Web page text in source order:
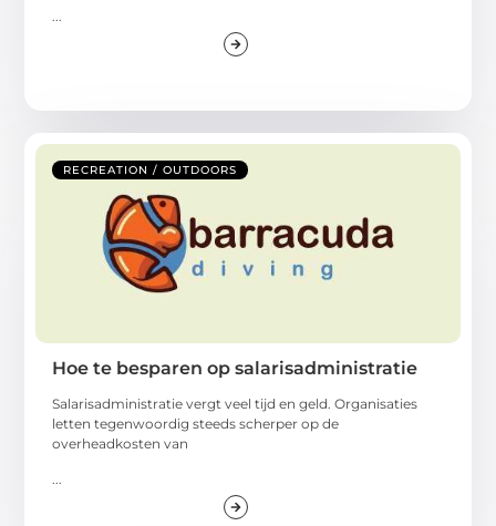
...
RECREATION / OUTDOORS
Hoe te besparen op salarisadministratie
Salarisadministratie vergt veel tijd en geld. Organisaties
letten tegenwoordig steeds scherper op de
overheadkosten van
...